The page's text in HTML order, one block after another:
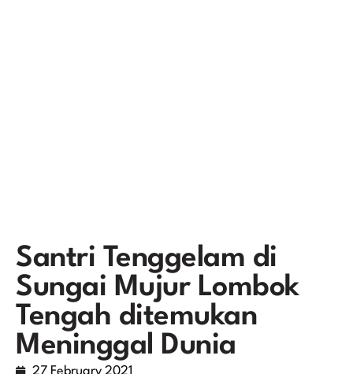
Santri Tenggelam di
Sungai Mujur Lombok
Tengah ditemukan
Meninggal Dunia